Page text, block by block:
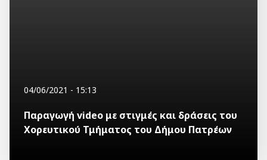
04/06/2021 - 15:13
Παραγωγή video με στιγμές και δράσεις του
Χορευτικού Τμήματος του Δήμου Πατρέων